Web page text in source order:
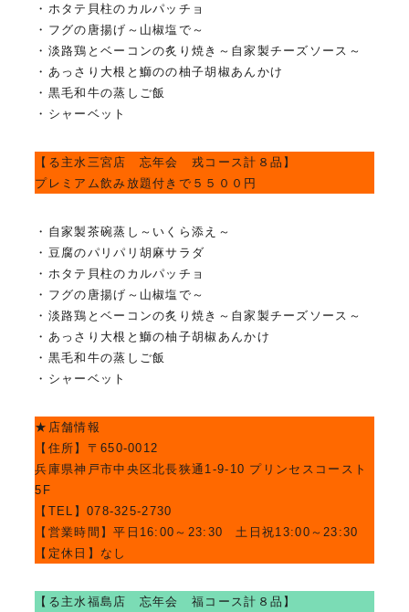
・ホタテ貝柱のカルパッチョ
・フグの唐揚げ～山椒塩で～
・淡路鶏とベーコンの炙り焼き～自家製チーズソース～
・あっさり大根と鰤のの柚子胡椒あんかけ
・黒毛和牛の蒸しご飯
・シャーベット
【る主水三宮店 忘年会 戎コース計８品】
プレミアム飲み放題付きで５５００円
・自家製茶碗蒸し～いくら添え～
・豆腐のパリパリ胡麻サラダ
・ホタテ貝柱のカルパッチョ
・フグの唐揚げ～山椒塩で～
・淡路鶏とベーコンの炙り焼き～自家製チーズソース～
・あっさり大根と鰤の柚子胡椒あんかけ
・黒毛和牛の蒸しご飯
・シャーベット
★店舗情報
【住所】 〒650-0012
兵庫県神戸市中央区北長狭通1-9-10 プリンセスコースト
5F
【TEL】078-325-2730
【営業時間】平日16:00～23:30 土日祝13:00～23:30
【定休日】なし
【る主水福島店 忘年会 福コース計８品】